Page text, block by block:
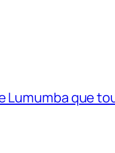
Lumumba que